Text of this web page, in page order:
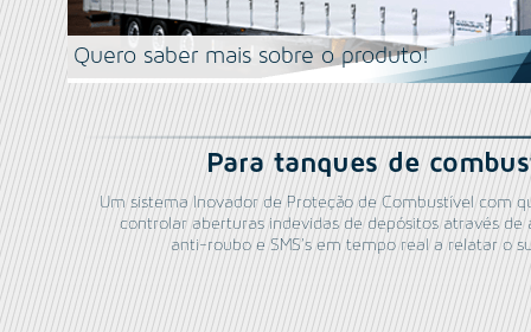
Quero saber mais sobre o produto!
Para tanques de
Um sistema Inovador de Proteção de Combustível com
controlar aberturas indevidas de depósitos através de
anti-roubo e SMS’s em tempo real a relatar o